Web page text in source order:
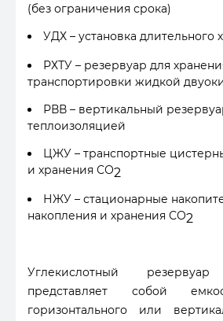
(без ограничения срока)
УДХ – установка длительного
РХТУ – резервуар для
транспортировки жидкой
РВВ – вертикальный
теплоизоляцией
ЦЖУ – транспортные
и хранения СО2
НЖУ – стационарные
накопления и хранения СО2
Углекислотный резервуар
представляет собой
горизонтального или